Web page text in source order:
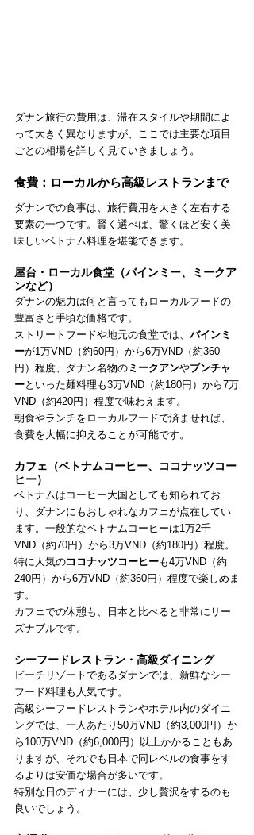
ダナン旅行の費用は、滞在スタイルや期間によ
って大きく異なりますが、ここでは主要な項目
ごとの相場を詳しく見ていきましょう。
食費：ローカルから高級レストランまで
ダナンでの食事は、旅行費用を大きく左右する
要素の一つです。賢く選べば、驚くほど安く美
味しいベトナム料理を堪能できます。
屋台・ローカル食堂（バインミー、ミークア
ンなど）
ダナンの魅力は何と言ってもローカルフードの
豊富さと手頃な価格です。
ストリートフードや地元の食堂では、 バインミ
ーが1万VND（約60円）から6万VND（約360
円）程度、ダナン名物の ミークアンやブンチャ
ーといった麺料理も3万VND（約180円）から7万
VND（約420円）程度で味わえます。
朝食やランチをローカルフードで済ませれば、
食費を大幅に抑えることが可能です。
カフェ（ベトナムコーヒー、ココナッツコー
ヒー）
ベトナムはコーヒー大国としても知られてお
り、ダナンにもおしゃれなカフェが点在してい
ます。一般的なベトナムコーヒーは1万2千
VND（約70円）から3万VND（約180円）程度。
特に人気のココナッツコーヒーも4万VND（約
240円）から6万VND（約360円）程度で楽しめま
す。
カフェでの休憩も、日本と比べると非常にリー
ズナブルです。
シーフードレストラン・高級ダイニング
ビーチリゾートであるダナンでは、新鮮なシー
フード料理も人気です。
高級シーフードレストランやホテル内のダイニ
ングでは、一人あたり50万VND（約3,000円）か
ら100万VND（約6,000円）以上かかることもあ
りますが、それでも日本で同レベルの食事をす
るよりは安価な場合が多いです。
特別な日のディナーには、少し贅沢をするのも
良いでしょう。